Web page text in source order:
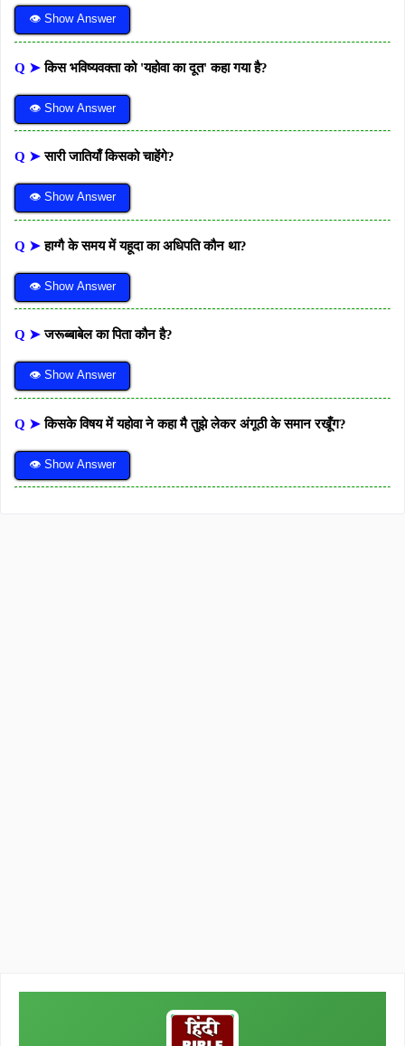
👁 Show Answer
Q ➤किस भविष्यवक्ता को 'यहोवा का दूत' कहा गया है?
👁 Show Answer
Q ➤सारी जातियाँ किसको चाहेंगे?
👁 Show Answer
Q ➤हाग्गै के समय में यहूदा का अधिपति कौन था?
👁 Show Answer
Q ➤जरूब्बाबेल का पिता कौन है?
👁 Show Answer
Q ➤किसके विषय में यहोवा ने कहा मै तुझे लेकर अंगूठी के समान रखूँग?
👁 Show Answer